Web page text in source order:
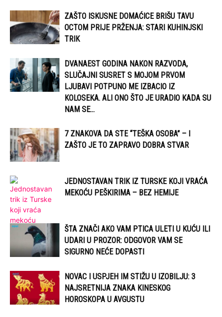
ZAŠTO ISKUSNE DOMAĆICE BRIŠU TAVU
OCTOM PRIJE PRŽENJA: STARI KUHINJSKI
TRIK
DVANAEST GODINA NAKON RAZVODA,
SLUČAJNI SUSRET S MOJOM PRVOM
LJUBAVI POTPUNO ME IZBACIO IZ
KOLOSEKA. ALI ONO ŠTO JE URADIO KADA SU
NAM SE...
7 ZNAKOVA DA STE “TEŠKA OSOBA” – I
ZAŠTO JE TO ZAPRAVO DOBRA STVAR
JEDNOSTAVAN TRIK IZ TURSKE KOJI VRAĆA
MEKOĆU PEŠKIRIMA – BEZ HEMIJE
ŠTA ZNAČI AKO VAM PTICA ULETI U KUĆU ILI
UDARI U PROZOR: ODGOVOR VAM SE
SIGURNO NEĆE DOPASTI
NOVAC I USPJEH IM STIŽU U IZOBILJU: 3
NAJSRETNIJA ZNAKA KINESKOG
HOROSKOPA U AVGUSTU